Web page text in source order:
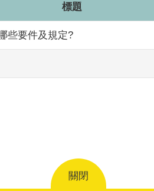
標題
些要件及規定?
關閉